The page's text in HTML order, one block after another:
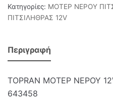
Κατηγορίες: ΜΟΤΕΡ ΝΕΡΟΥ
ΠΙΤΣΙΛΗΘΡΑΣ 12V
Περιγραφή
TOPRAN ΜΟΤΕΡ ΝΕΡΟΥ
643458